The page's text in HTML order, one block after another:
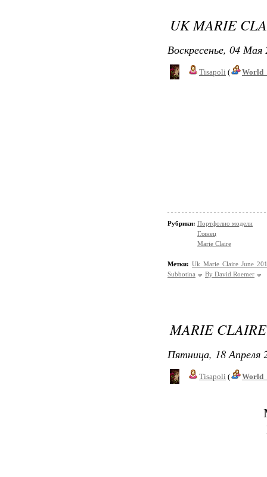
UK MARIE
Воскресенье, 04
Tisapoli (
Рубрики: Портфолио модели
Глянец
Marie Claire
Метки: Uk Marie Claire June
Subbotina
By David Roemer
MARIE
Пятница, 18 Апреля
Tisapoli (